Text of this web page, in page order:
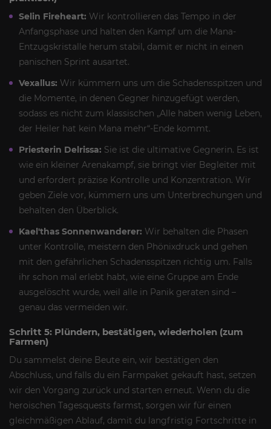
Selin Fireheart: Wir kontrollieren das Tempo in der
Anfangsphase und halten den Kampf um die Mana-
Entzugskristalle herum stabil, damit er nicht in einen
panischen Sprint ausartet.
Vexallus: Wir kümmern uns um die Schadensspitzen und
die Momente, in denen Gegner hinzugefügt werden,
sodass es nicht zum klassischen „Alle haben wenig Leben,
der Heiler hat kein Mana mehr“-Ende kommt.
Priesterin Delrissa: Sie ist die ultimative Gegnerin. Es ist
wie ein kleiner Arenakampf, sie bringt vier Begleiter mit
und erfordert präzise Kontrolle und Konzentration. Wir
geben Ziele vor, kümmern uns um Unterbrechungen und
behalten den Überblick.
Kael'thas Sonnenwanderer: Wir behalten die Phasen
unter Kontrolle, meistern den Phönixdruck und gehen
mit den gefährlichen Schadensspitzen richtig um. Falls
ihr schon mal erlebt habt, wie eine Gruppe am Ende
ausgelöscht wurde, weil alle in Panik geraten sind –
genau das vermeiden wir.
Schritt 5: Plündern, bestätigen, wiederholen (zum
Farmen)
Du sammelst deine Beute ein, wir bestätigen den
Abschluss, und falls du ein Farmpaket gekauft hast, setzen
wir den Vorgang zurück und starten erneut. Wenn du die
heroischen Tagesquests farmst, sorgen wir für einen
gleichmäßigen Ablauf, damit du langfristig Fortschritte in